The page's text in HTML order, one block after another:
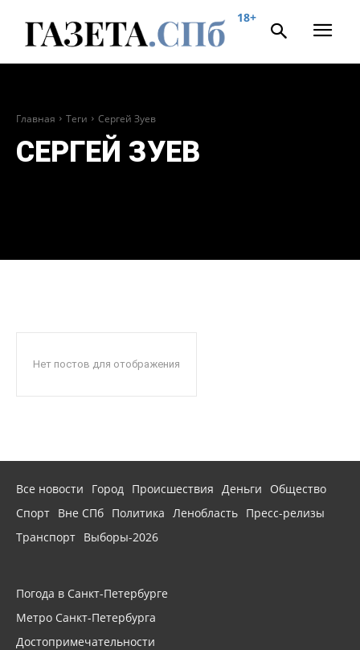
18+
Главная Теги Сергей Зуев
СЕРГЕЙ ЗУЕВ
Нет постов для отображения
Все новости Город Происшествия Деньги
Общество
Спорт Вне СПб Политика Ленобласть Пресс-релизы
Транспорт Выборы-2026
Погода в Санкт-Петербурге
Метро Санкт-Петербурга
Достопримечательности